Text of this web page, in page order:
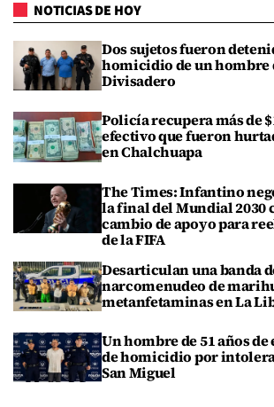
NOTICIAS DE HOY
Dos sujetos fueron
homicidio de un hombre
Divisadero
Policía recupera más de
efectivo que fueron
en Chalchuapa
The Times: Infantino
la final del Mundial 2030
cambio de apoyo para
de la FIFA
Desarticulan una banda
narcomenudeo de
metanfetaminas en La
Un hombre de 51 años
de homicidio por
San Miguel